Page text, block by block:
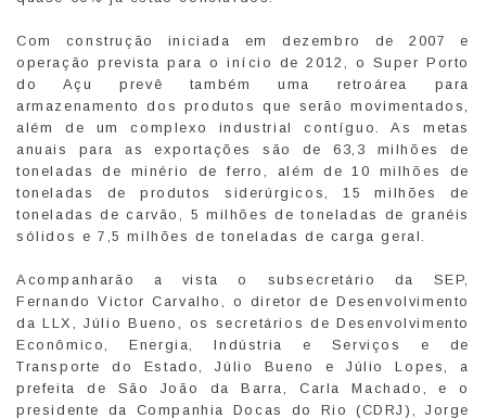
Com construção iniciada em dezembro de 2007 e
operação prevista para o início de 2012, o Super Porto
do Açu prevê também uma retroárea para
armazenamento dos produtos que serão movimentados,
além de um complexo industrial contíguo. As metas
anuais para as exportações são de 63,3 milhões de
toneladas de minério de ferro, além de 10 milhões de
toneladas de produtos siderúrgicos, 15 milhões de
toneladas de carvão, 5 milhões de toneladas de granéis
sólidos e 7,5 milhões de toneladas de carga geral.
Acompanharão a vista o subsecretário da SEP,
Fernando Victor Carvalho, o diretor de Desenvolvimento
da LLX, Júlio Bueno, os secretários de Desenvolvimento
Econômico, Energia, Indústria e Serviços e de
Transporte do Estado, Júlio Bueno e Júlio Lopes, a
prefeita de São João da Barra, Carla Machado, e o
presidente da Companhia Docas do Rio (CDRJ), Jorge